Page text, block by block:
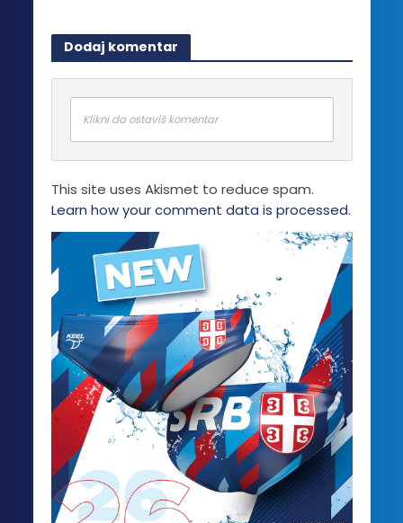
Dodaj komentar
Klikni da ostaviš komentar
This site uses Akismet to reduce spam.
Learn how your comment data is processed.